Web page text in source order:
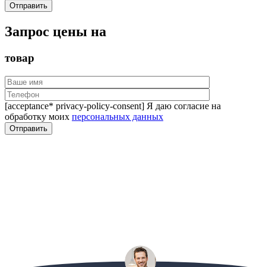
Запрос цены на
товар
[acceptance* privacy-policy-consent] Я даю согласие на
обработку моих персональных данных